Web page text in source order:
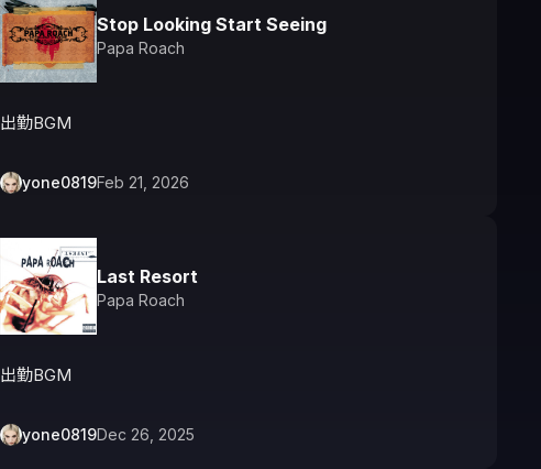
Stop Looking Start Seeing
Papa Roach
出勤BGM
yone0819Feb 21, 2026
Last Resort
Papa Roach
出勤BGM
yone0819Dec 26, 2025